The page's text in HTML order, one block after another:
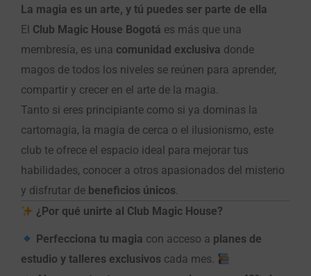
La magia es un arte, y tú puedes ser parte de ella
El Club Magic House Bogotá es más que una
membresía, es una comunidad exclusiva donde
magos de todos los niveles se reúnen para aprender,
compartir y crecer en el arte de la magia.
Tanto si eres principiante como si ya dominas la
cartomagia, la magia de cerca o el ilusionismo, este
club te ofrece el espacio ideal para mejorar tus
habilidades, conocer a otros apasionados del misterio
y disfrutar de beneficios únicos.
¿Por qué unirte al Club Magic House?
Perfecciona tu magia con acceso a planes de
estudio y talleres exclusivos cada mes.